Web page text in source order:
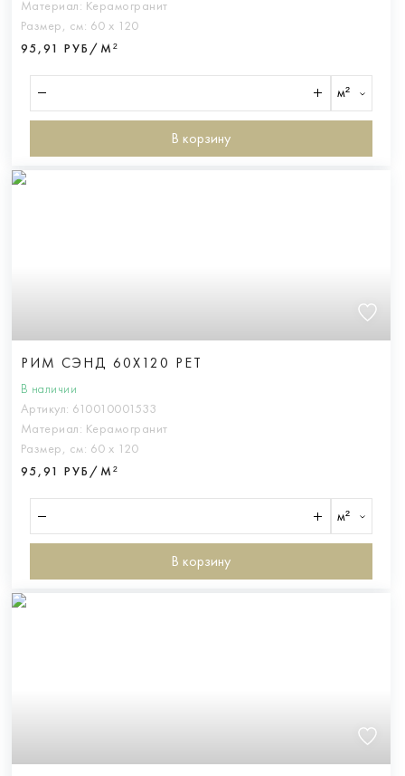
Материал: Керамогранит
Размер, см: 60 х 120
95,91 РУБ/М²
м²
В корзину
РИМ СЭНД 60X120 РЕТ
В наличии
Артикул: 610010001533
Материал: Керамогранит
Размер, см: 60 х 120
95,91 РУБ/М²
м²
В корзину